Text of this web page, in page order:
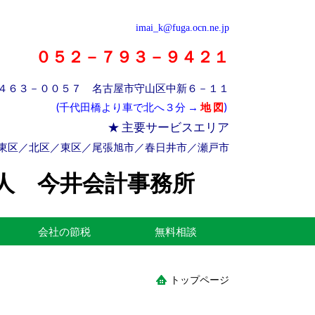
imai_k@fuga.ocn.ne.jp
０５２－７９３－９４２１
６３－００５７ 名古屋市守山区中新６－１１
(千代田橋より車で北へ３分 → 地 図)
★ 主要サービスエリア
区／北区／東区／尾張旭市／春日井市／瀬戸市
今井会計事務所
会社の節税 無料相談
トップページ